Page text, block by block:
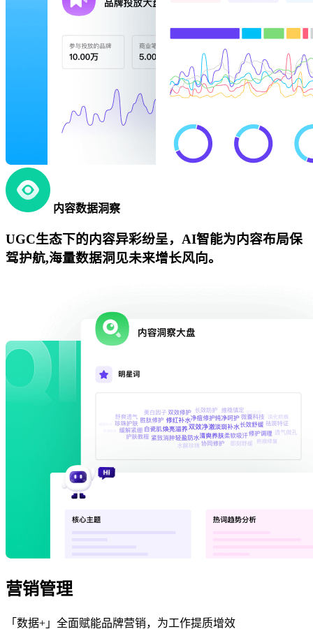
内容数据洞察
UGC生态下的内容异彩纷呈，AI智能为内容布局保
驾护航,海量数据洞见未来增长风向。
营销管理
「数据+」全面赋能品牌营销，为工作提质增效